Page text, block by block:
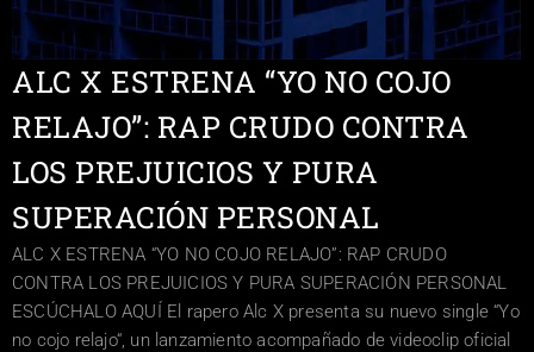
ALC X ESTRENA “YO NO COJO
RELAJO”: RAP CRUDO CONTRA
LOS PREJUICIOS Y PURA
SUPERACIÓN PERSONAL
ALC X ESTRENA “YO NO COJO RELAJO”: RAP CRUDO
CONTRA LOS PREJUICIOS Y PURA SUPERACIÓN PERSONAL
ESCÚCHALO AQUÍ El rapero Alc X presenta su nuevo single “Yo
no cojo relajo“, un lanzamiento acompañado de videoclip oficial